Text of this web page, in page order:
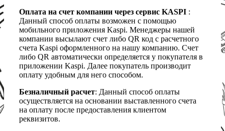
Оплата на счет компании через сервис KASPI :
Данный способ оплаты возможен с помощью
мобильного приложения Kaspi. Менеджеры нашей
компании высылают счет либо QR код с расчетного
счета Kaspi оформленного на нашу компанию. Счет
либо QR автоматически определяется у покупателя в
приложении Kaspi. Далее покупатель производит
оплату удобным для него способом.
Безналичный расчет: Данный способ оплаты
осуществляется на основании выставленного счета
на оплату после предоставления клиентом
реквизитов.